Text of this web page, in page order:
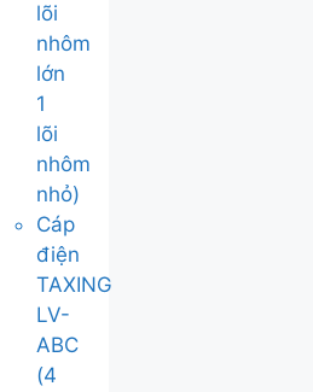
lõi
nhôm
lớn
1
lõi
nhôm
nhỏ)
Cáp
điện
TAXING
LV-
ABC
(4